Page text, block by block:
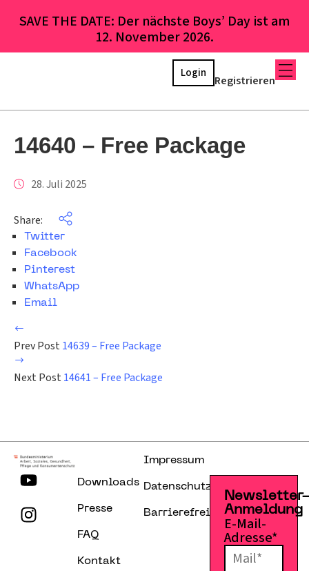
SAVE THE DATE: Der nächste Boys’ Day ist am
12. November 2026.
Registrieren
Login
14640 – Free Package
28. Juli 2025
Share:
Twitter
Facebook
Pinterest
WhatsApp
Email
Prev Post 14639 – Free Package
Next Post 14641 – Free Package
Downloads
Presse
FAQ
Kontakt
Impressum
Datenschutzerklärung
Barrierefreiheitserklärung
Anmeldung
E-Mail-
Adresse*